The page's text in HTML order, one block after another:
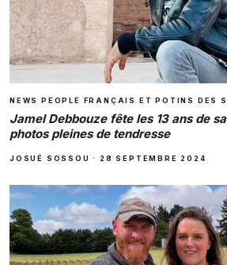
NEWS PEOPLE FRANÇAIS ET POTINS DES
Jamel Debbouze fête les 13 ans de
photos pleines de tendresse
JOSUÉ SOSSOU · 28 SEPTEMBRE 2024